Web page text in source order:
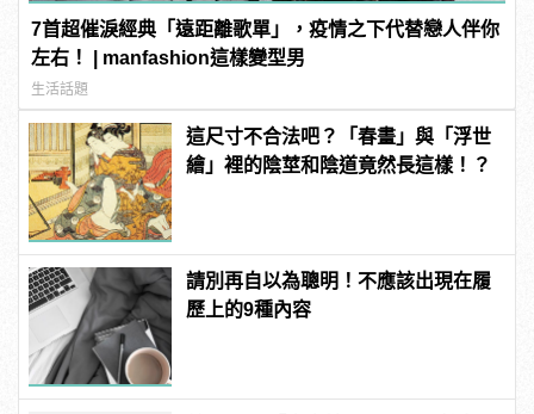
7首超催淚經典「遠距離歌單」，疫情之下代替戀人伴你
左右！ | manfashion這樣變型男
生活話題
這尺寸不合法吧？「春畫」與「浮世
繪」裡的陰莖和陰道竟然長這樣！？
請別再自以為聰明！不應該出現在履
歷上的9種內容